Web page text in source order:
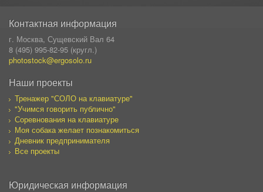
Контактная информация
г. Москва, Сущевский Вал 64
8 (495) 995-82-95 (кругл.)
photostock@ergosolo.ru
Наши проекты
Тренажер "СОЛО на клавиатуре"
"Учимся говорить публично"
Соревнования на клавиатуре
Моя собака желает познакомиться
Дневник предпринимателя
Все проекты
Юридическая информация